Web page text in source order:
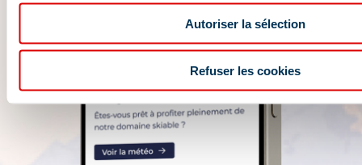
Autoriser la sélection
Refuser les cookies